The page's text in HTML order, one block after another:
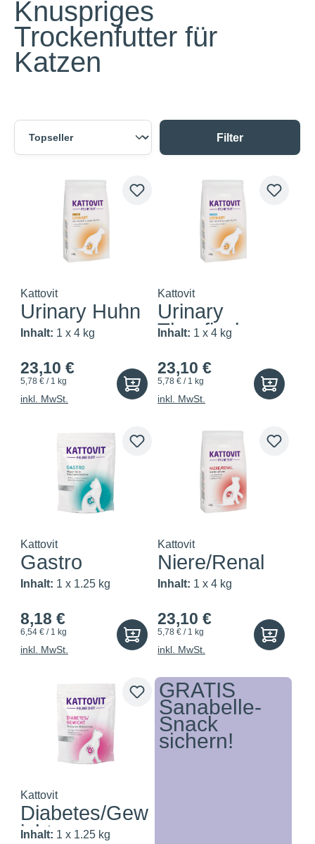
Knuspriges
Trockenfutter für
Katzen
Filter
Kattovit
Urinary Huhn
Inhalt: 1 x 4 kg
23,10 €
5,78 € / 1 kg
inkl. MwSt.
Kattovit
Urinary
Thunfisch
Inhalt: 1 x 4 kg
23,10 €
5,78 € / 1 kg
inkl. MwSt.
Kattovit
Gastro
Inhalt: 1 x 1.25 kg
8,18 €
6,54 € / 1 kg
inkl. MwSt.
Kattovit
Niere/Renal
Inhalt: 1 x 4 kg
23,10 €
5,78 € / 1 kg
inkl. MwSt.
Kattovit
Diabetes/Gew
icht
Inhalt: 1 x 1.25 kg
GRATIS
Sanabelle-
Snack
sichern!